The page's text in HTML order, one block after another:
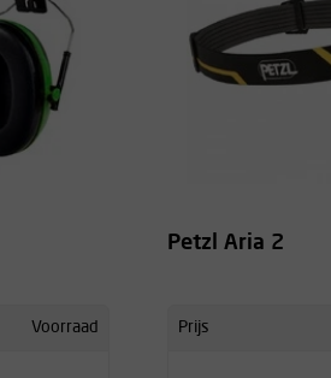
Voorraad
Petzl Aria 2
Prijs